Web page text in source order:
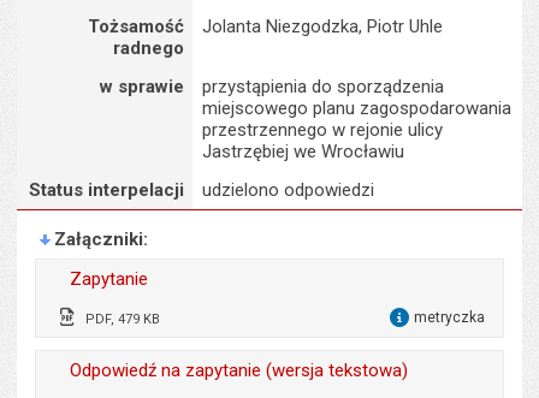
Tożsamość
radnego
Jolanta Niezgodzka, Piotr Uhle
w sprawie
przystąpienia do sporządzenia
miejscowego planu zagospodarowania
przestrzennego w rejonie ulicy
Jastrzębiej we Wrocławiu
Status interpelacji
udzielono odpowiedzi
Załączniki
Zapytanie
PDF, 479 KB metryczka
Wytworzył:
Jolanta Niezgodzka, Piotr
Uhle
Odpowiedź na zapytanie (wersja tekstowa)